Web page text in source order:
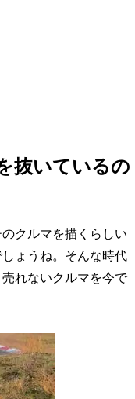
抜いているの
クルマを描くらしい
ょうね。そんな時代
れないクルマを今で